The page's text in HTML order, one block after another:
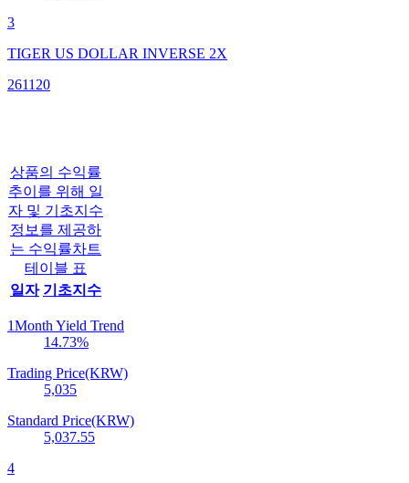
3
TIGER US DOLLAR INVERSE 2X
261120
상품의 수익률
추이를 위해 일
자 및 기초지수
정보를 제공하
는 수익률차트
테이블 표
일자 기초지수
1Month Yield Trend
14.73%
Trading Price(KRW)
5,035
Standard Price(KRW)
5,037.55
4